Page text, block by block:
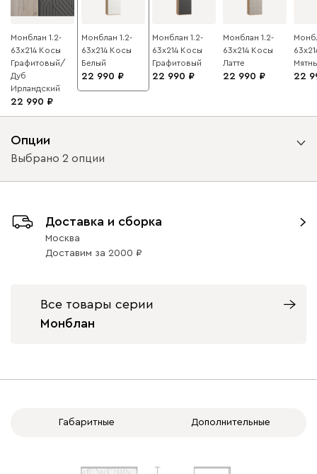
Монблан 1.2-
63x214 Косы
Графитовый/
Дуб
Ирландский
22 990
Монблан 1.2-
63x214 Косы
Белый
22 990
Монблан 1.2-
63x214 Косы
Графитовый
22 990
Монблан 1.2-
63x214 Косы
Латте
22 990 22
Опции
Выбрано 2 опции
петли слева петли справа
Доставка и сборка
Москва
Доставим за 2000
Все товары серии
Монблан
Габаритные Дополнительные